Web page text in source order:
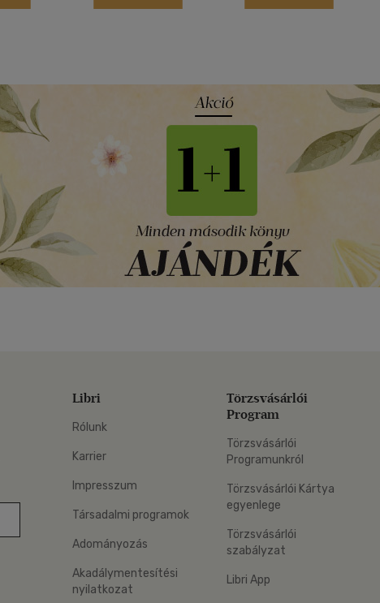
Libri
Rólunk
Karrier
Impresszum
Társadalmi programok
Adományozás
Akadálymentesítési
nyilatkozat
Törzsvásárlói
Program
Törzsvásárlói
Programunkról
Törzsvásárlói Kártya
egyenlege
Törzsvásárlói
szabályzat
Libri App